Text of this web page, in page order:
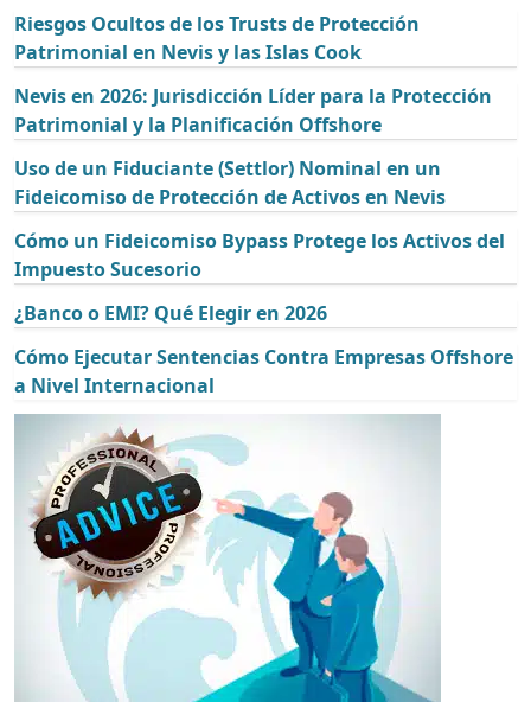
Riesgos Ocultos de los Trusts de Protección
Patrimonial en Nevis y las Islas Cook
Nevis en 2026: Jurisdicción Líder para la Protección
Patrimonial y la Planificación Offshore
Uso de un Fiduciante (Settlor) Nominal en un
Fideicomiso de Protección de Activos en Nevis
Cómo un Fideicomiso Bypass Protege los Activos del
Impuesto Sucesorio
¿Banco o EMI? Qué Elegir en 2026
Cómo Ejecutar Sentencias Contra Empresas Offshore
a Nivel Internacional